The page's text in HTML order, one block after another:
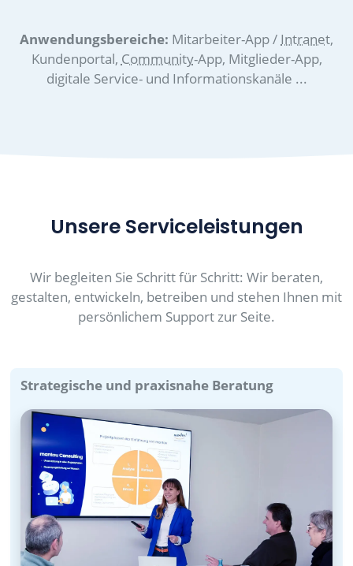
Anwendungsbereiche: Mitarbeiter-App / Intranet,
Kundenportal, Community-App, Mitglieder-App,
digitale Service- und Informationskanäle ...
Unsere Serviceleistungen
Wir begleiten Sie Schritt für Schritt: Wir beraten,
gestalten, entwickeln, betreiben und stehen Ihnen mit
persönlichem Support zur Seite.
Strategische und praxisnahe Beratung